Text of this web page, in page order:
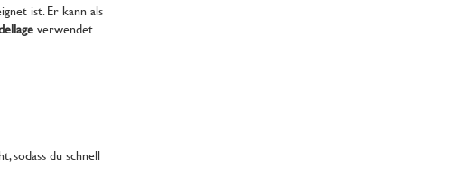
ist. Er kann als
verwendet
sodass du schnell